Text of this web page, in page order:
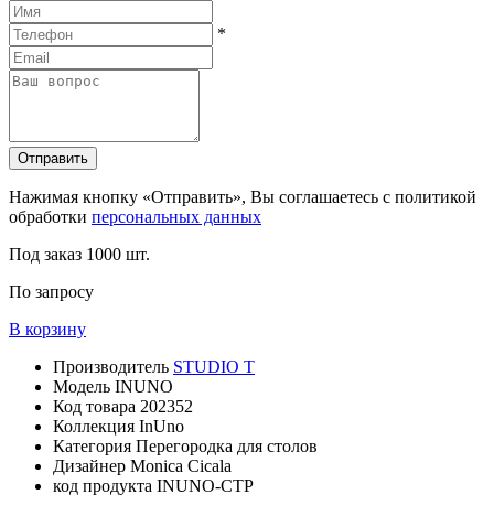
*
Отправить
Нажимая кнопку «Отправить», Вы соглашаетесь с политикой
обработки персональных данных
Под заказ 1000 шт.
По запросу
В корзину
Производитель STUDIO T
Модель INUNO
Код товара 202352
Коллекция InUno
Категория Перегородка для столов
Дизайнер Monica Cicala
код продукта INUNO-CTP